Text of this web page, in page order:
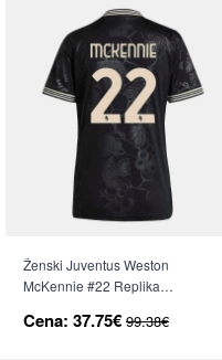
Ženski Juventus Weston
McKennie #22 Replika
Kratek Rokav
Cena: 37.75€ 99.38€